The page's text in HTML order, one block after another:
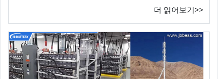
더 읽어보기>>